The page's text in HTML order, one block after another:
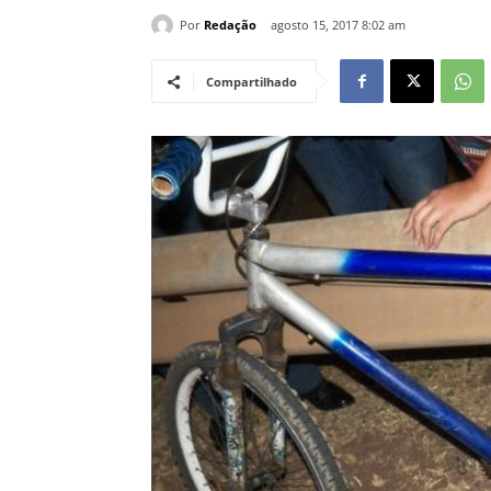
Por Redação agosto 15, 2017 8:02 am
Compartilhado